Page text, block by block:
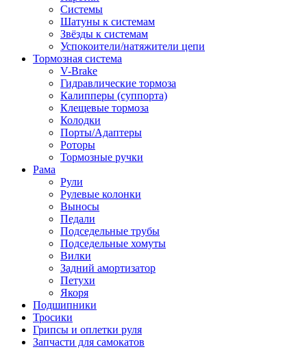
Системы
Шатуны к системам
Звёзды к системам
Успокоители/натяжители цепи
Тормозная система
V-Brake
Гидравлические тормоза
Калипперы (суппорта)
Клещевые тормоза
Колодки
Порты/Адаптеры
Роторы
Тормозные ручки
Рама
Рули
Рулевые колонки
Выносы
Педали
Подседельные трубы
Подседельные хомуты
Вилки
Задний амортизатор
Петухи
Якоря
Подшипники
Тросики
Грипсы и оплетки руля
Запчасти для самокатов